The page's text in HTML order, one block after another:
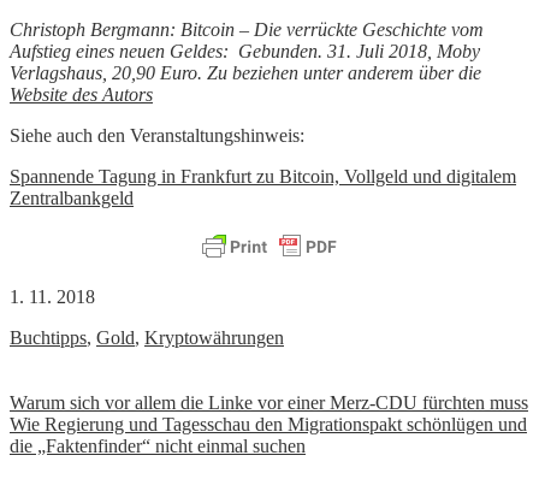
Christoph Bergmann: Bitcoin – Die verrückte Geschichte vom
Aufstieg eines neuen Geldes: Gebunden. 31. Juli 2018, Moby
Verlagshaus, 20,90 Euro. Zu beziehen unter anderem über die
Website des Autors
Siehe auch den Veranstaltungshinweis:
Spannende Tagung in Frankfurt zu Bitcoin, Vollgeld und digitalem
Zentralbankgeld
1. 11. 2018
Buchtipps, Gold, Kryptowährungen
Beitrags-
Navigation
Warum sich vor allem die Linke vor einer Merz-CDU fürchten muss
Wie Regierung und Tagesschau den Migrationspakt schönlügen und
die „Faktenfinder“ nicht einmal suchen